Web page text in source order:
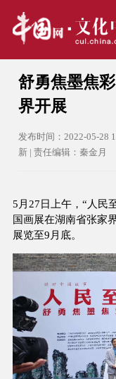
舒勇焦墨焦
界开展
发布时间：2022-05-28
新 | 责任编辑：秦金月
5月27日上午，“人民
国画展在湖南省张家
展览至9月底。